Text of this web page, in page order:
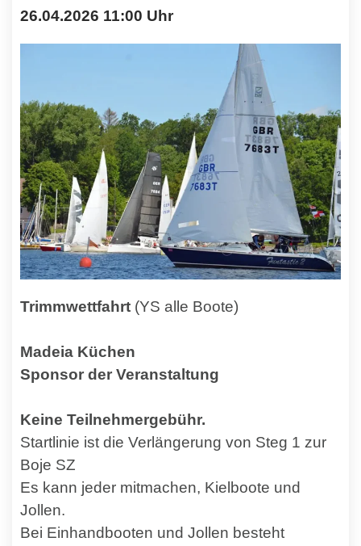
26.04.2026 11:00 Uhr
Trimmwettfahrt (YS alle Boote)
Madeia Küchen
Sponsor der Veranstaltung
Keine Teilnehmergebühr.
Startlinie ist die Verlängerung von Steg 1 zur
Boje SZ
Es kann jeder mitmachen, Kielboote und
Jollen.
Bei Einhandbooten und Jollen besteht